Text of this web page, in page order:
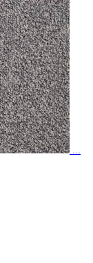
...